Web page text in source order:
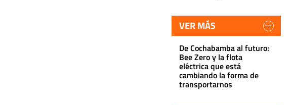
VER MÁS
De Cochabamba al futuro:
Bee Zero y la flota
eléctrica que está
cambiando la forma de
transportarnos